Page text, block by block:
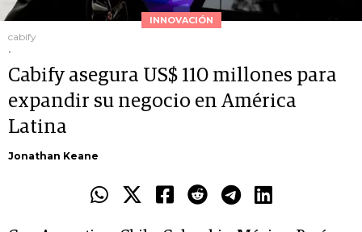
INNOVACIÓN
cabify
.
Cabify asegura US$ 110 millones para
expandir su negocio en América
Latina
Jonathan Keane